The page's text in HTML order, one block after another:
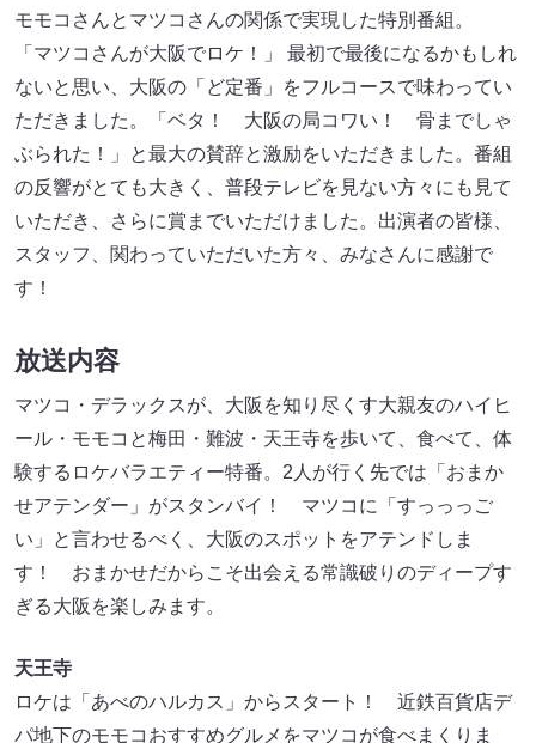
モモコさんとマツコさんの関係で実現した特別番組。
「マツコさんが大阪でロケ！」 最初で最後になるかもしれ
ないと思い、大阪の「ど定番」をフルコースで味わってい
ただきました。「ベタ！ 大阪の局コワい！ 骨までしゃ
ぶられた！」と最大の賛辞と激励をいただきました。番組
の反響がとても大きく、普段テレビを見ない方々にも見て
いただき、さらに賞までいただけました。出演者の皆様、
スタッフ、関わっていただいた方々、みなさんに感謝で
す！
放送内容
マツコ・デラックスが、大阪を知り尽くす大親友のハイヒ
ール・モモコと梅田・難波・天王寺を歩いて、食べて、体
験するロケバラエティー特番。2人が行く先では「おまか
せアテンダー」がスタンバイ！ マツコに「すっっっご
い」と言わせるべく、大阪のスポットをアテンドしま
す！ おまかせだからこそ出会える常識破りのディープす
ぎる大阪を楽しみます。
天王寺
ロケは「あべのハルカス」からスタート！ 近鉄百貨店デ
パ地下のモモコおすすめグルメをマツコが食べまくりま